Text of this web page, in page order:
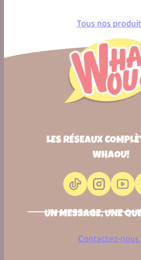
Tous nos
LES RÉSEAUX
WHAOU!
UN MESSAGE, UNE
Contactez-nous